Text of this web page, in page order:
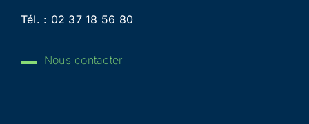
Tél. : 02 37 18 56 80
Nous contacter